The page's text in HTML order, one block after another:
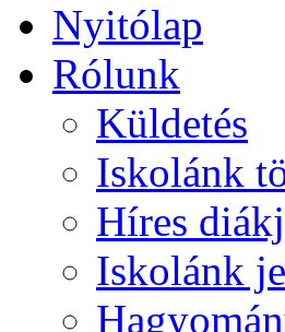
Nyitólap
Rólunk
Küldetés
Iskolánk
Híres
Iskolánk